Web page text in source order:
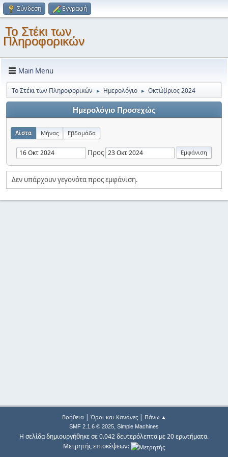
Σύνδεση Εγγραφή
Το Στέκι των
Πληροφορικών
Main Menu
Το Στέκι των Πληροφορικών ► Ημερολόγιο ► Οκτώβριος 2024
Ημερολόγιο Προσεχώς
Λίστα Μήνας Εβδομάδα
Προς
Δεν υπάρχουν γεγονότα προς εμφάνιση.
Βοήθεια| Όροι και Κανόνες| Πάνω ▲
SMF 2.1.6 © 2025, Simple Machines
Η σελίδα δημιουργήθηκε σε 0.042 δευτερόλεπτα με 20 ερωτήματα.
Μετρητής επισκέψεων: